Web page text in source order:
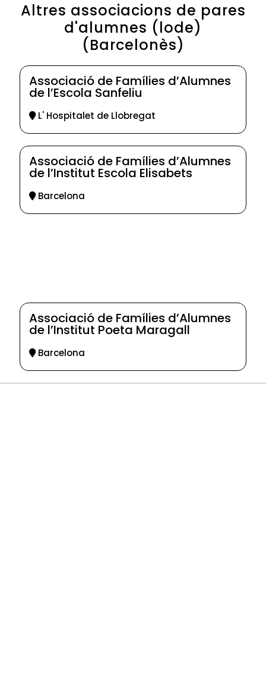
Altres associacions de pares
d'alumnes (lode)
(Barcelonès)
Associació de Famílies d’Alumnes
de l’Escola Sanfeliu
L' Hospitalet de Llobregat
Associació de Famílies d’Alumnes
de l’Institut Escola Elisabets
Barcelona
Associació de Famílies d’Alumnes
de l’Institut Poeta Maragall
Barcelona